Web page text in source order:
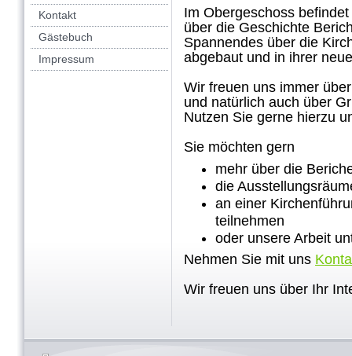
Kontakt
Gästebuch
Impressum
Im Obergeschoss
über die Geschichte
Spannendes über die
abgebaut und in ihrer
Wir freuen uns immer
und natürlich auch über
Nutzen Sie gerne hierzu
Sie möchten gern
mehr über die
die
an einer
teilnehmen
oder unsere Arbeit
Nehmen Sie mit uns
Wir freuen uns über Ihr